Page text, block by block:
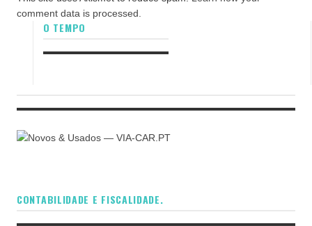
comment data is processed.
O TEMPO
CONTABILIDADE E FISCALIDADE.